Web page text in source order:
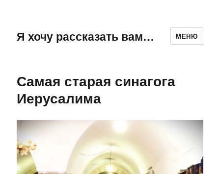
Я хочу рассказать вам… МЕНЮ
Самая старая синагога
Иерусалима